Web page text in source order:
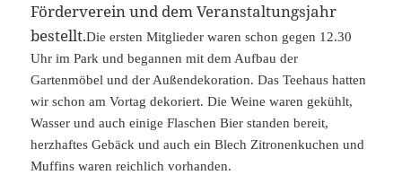
Förderverein und dem Veranstaltungsjahr
bestellt.Die ersten Mitglieder waren schon gegen 12.30
Uhr im Park und begannen mit dem Aufbau der
Gartenmöbel und der Außendekoration. Das Teehaus hatten
wir schon am Vortag dekoriert. Die Weine waren gekühlt,
Wasser und auch einige Flaschen Bier standen bereit,
herzhaftes Gebäck und auch ein Blech Zitronenkuchen und
Muffins waren reichlich vorhanden.